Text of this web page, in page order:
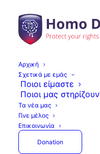
Αρχική
Σχετικά με εμάς
Ποιοι είμαστε
Ποιοι μας στηρίζουν
Τα νέα μας
Γίνε μέλος
Επικοινωνία
Donation